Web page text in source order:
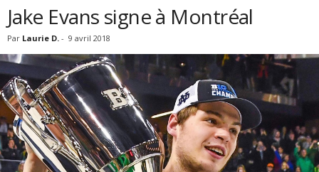
Jake Evans signe à Montréal
Par Laurie D. - 9 avril 2018